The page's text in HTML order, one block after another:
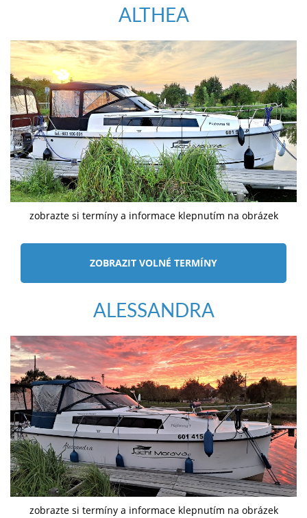
ALTHEA
zobrazte si termíny a informace klepnutím na obrázek
ZOBRAZIT VOLNÉ TERMÍNY
ALESSANDRA
zobrazte si termíny a informace klepnutím na obrázek